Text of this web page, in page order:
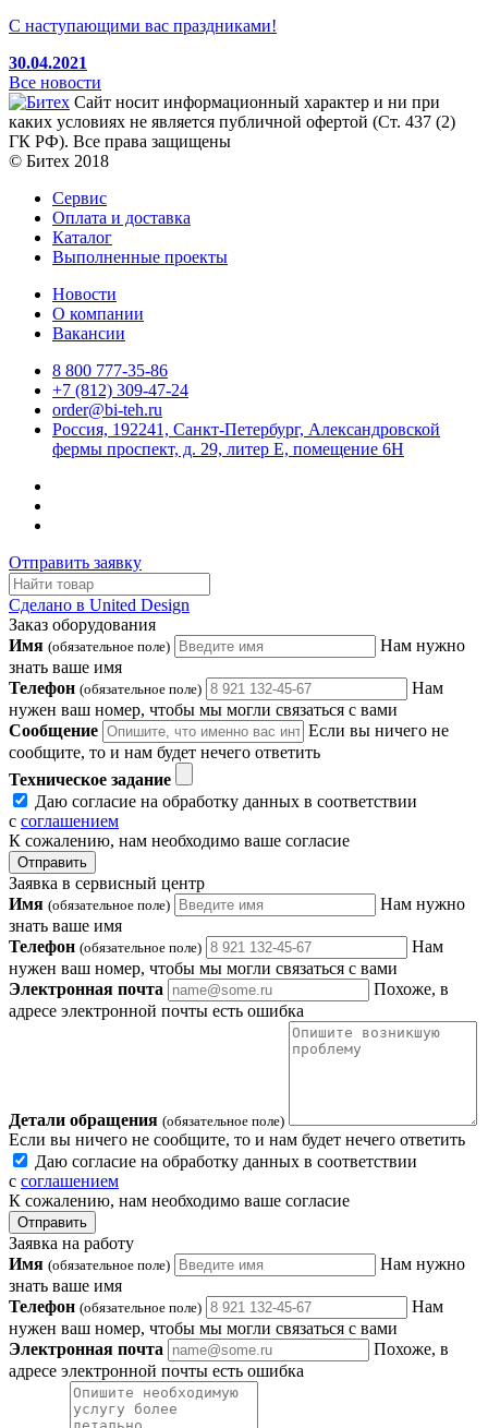
С наступающими вас праздниками!
30.04.2021
Все новости
Сайт носит информационный характер и ни при
каких условиях не является публичной офертой (Ст. 437 (2)
ГК РФ). Все права защищены
© Битех 2018
Сервис
Оплата и доставка
Каталог
Выполненные проекты
Новости
О компании
Вакансии
8 800 777-35-86
+7 (812) 309-47-24
order@bi-teh.ru
Россия, 192241, Санкт-Петербург, Александровской
фермы проспект, д. 29, литер Е, помещение 6Н
Отправить заявку
Сделано в United Design
Заказ оборудования
Имя (обязательное поле)
Нам нужно
знать ваше имя
Телефон (обязательное поле)
Нам
нужен ваш номер, чтобы мы могли связаться с вами
Сообщение
Если вы ничего не
сообщите, то и нам будет нечего ответить
Техническое задание
Даю согласие на обработку данных в соответствии
с соглашением
К сожалению, нам необходимо ваше согласие
Отправить
Заявка в сервисный центр
Имя (обязательное поле)
Нам нужно
знать ваше имя
Телефон (обязательное поле)
Нам
нужен ваш номер, чтобы мы могли связаться с вами
Электронная почта
Похоже, в
адресе электронной почты есть ошибка
Детали обращения (обязательное поле)
Если вы ничего не сообщите, то и нам будет нечего ответить
Даю согласие на обработку данных в соответствии
с соглашением
К сожалению, нам необходимо ваше согласие
Отправить
Заявка на работу
Имя (обязательное поле)
Нам нужно
знать ваше имя
Телефон (обязательное поле)
Нам
нужен ваш номер, чтобы мы могли связаться с вами
Электронная почта
Похоже, в
адресе электронной почты есть ошибка